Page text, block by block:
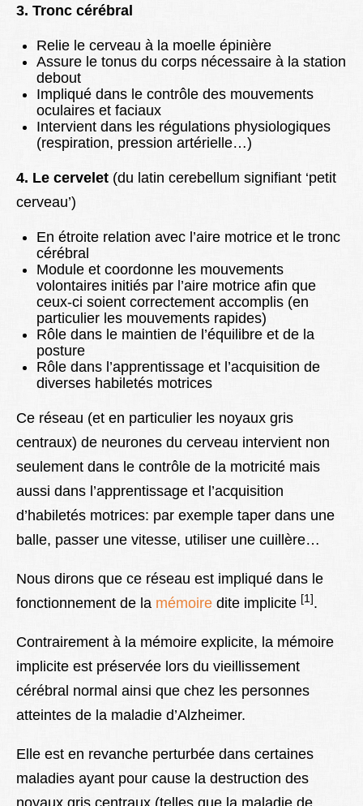
3. Tronc cérébral
Relie le cerveau à la moelle épinière
Assure le tonus du corps nécessaire à la station
debout
Impliqué dans le contrôle des mouvements
oculaires et faciaux
Intervient dans les régulations physiologiques
(respiration, pression artérielle…)
4. Le cervelet (du latin cerebellum signifiant ‘petit
cerveau’)
En étroite relation avec l’aire motrice et le tronc
cérébral
Module et coordonne les mouvements
volontaires initiés par l’aire motrice afin que
ceux-ci soient correctement accomplis (en
particulier les mouvements rapides)
Rôle dans le maintien de l’équilibre et de la
posture
Rôle dans l’apprentissage et l’acquisition de
diverses habiletés motrices
Ce réseau (et en particulier les noyaux gris
centraux) de neurones du cerveau intervient non
seulement dans le contrôle de la motricité mais
aussi dans l’apprentissage et l’acquisition
d’habiletés motrices: par exemple taper dans une
balle, passer une vitesse, utiliser une cuillère…
Nous dirons que ce réseau est impliqué dans le
fonctionnement de la mémoire dite implicite [1] .
Contrairement à la mémoire explicite, la mémoire
implicite est préservée lors du vieillissement
cérébral normal ainsi que chez les personnes
atteintes de la maladie d’Alzheimer.
Elle est en revanche perturbée dans certaines
maladies ayant pour cause la destruction des